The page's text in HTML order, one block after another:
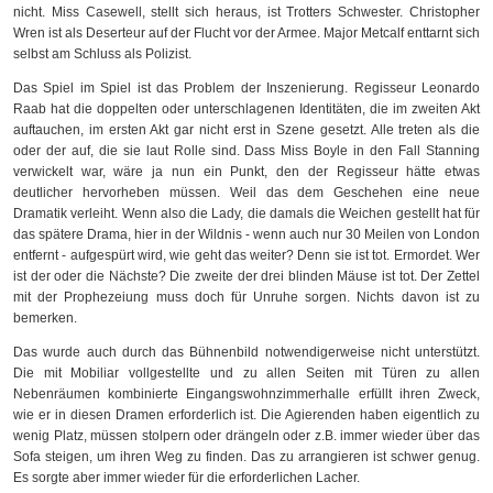
nicht. Miss Casewell, stellt sich heraus, ist Trotters Schwester. Christopher
Wren ist als Deserteur auf der Flucht vor der Armee. Major Metcalf enttarnt sich
selbst am Schluss als Polizist.
Das Spiel im Spiel ist das Problem der Inszenierung. Regisseur Leonardo
Raab hat die doppelten oder unterschlagenen Identitäten, die im zweiten Akt
auftauchen, im ersten Akt gar nicht erst in Szene gesetzt. Alle treten als die
oder der auf, die sie laut Rolle sind. Dass Miss Boyle in den Fall Stanning
verwickelt war, wäre ja nun ein Punkt, den der Regisseur hätte etwas
deutlicher hervorheben müssen. Weil das dem Geschehen eine neue
Dramatik verleiht. Wenn also die Lady, die damals die Weichen gestellt hat für
das spätere Drama, hier in der Wildnis - wenn auch nur 30 Meilen von London
entfernt - aufgespürt wird, wie geht das weiter? Denn sie ist tot. Ermordet. Wer
ist der oder die Nächste? Die zweite der drei blinden Mäuse ist tot. Der Zettel
mit der Prophezeiung muss doch für Unruhe sorgen. Nichts davon ist zu
bemerken.
Das wurde auch durch das Bühnenbild notwendigerweise nicht unterstützt.
Die mit Mobiliar vollgestellte und zu allen Seiten mit Türen zu allen
Nebenräumen kombinierte Eingangswohnzimmerhalle erfüllt ihren Zweck,
wie er in diesen Dramen erforderlich ist. Die Agierenden haben eigentlich zu
wenig Platz, müssen stolpern oder drängeln oder z.B. immer wieder über das
Sofa steigen, um ihren Weg zu finden. Das zu arrangieren ist schwer genug.
Es sorgte aber immer wieder für die erforderlichen Lacher.